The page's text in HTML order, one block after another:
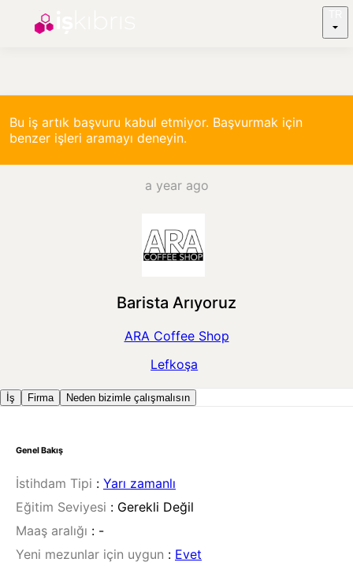
Bu iş artık başvuru kabul etmiyor. Başvurmak için
benzer işleri aramayı deneyin.
a year ago
Barista Arıyoruz
ARA Coffee Shop
Lefkoşa
İş Firma Neden bizimle çalışmalısın
Genel Bakış
İstihdam Tipi : Yarı zamanlı
Eğitim Seviyesi : Gerekli Değil
Maaş aralığı : -
Yeni mezunlar için uygun : Evet